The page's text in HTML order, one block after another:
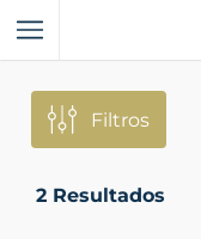
Filtros
2 Resultados